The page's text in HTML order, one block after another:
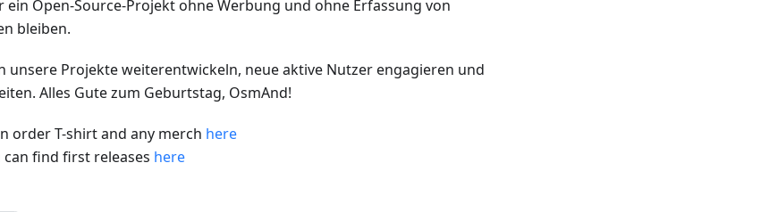
ein Open-Source-Projekt ohne Werbung und ohne Erfassung von
bleiben.
unsere Projekte weiterentwickeln, neue aktive Nutzer engagieren und
Alles Gute zum Geburtstag, OsmAnd!
order T-shirt and any merch here
find first releases here